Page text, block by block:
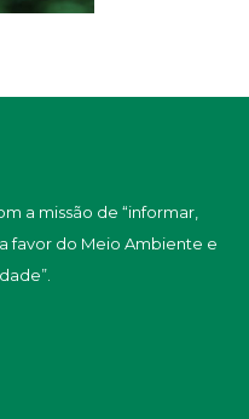
a missão de “informar,
favor do Meio Ambiente e